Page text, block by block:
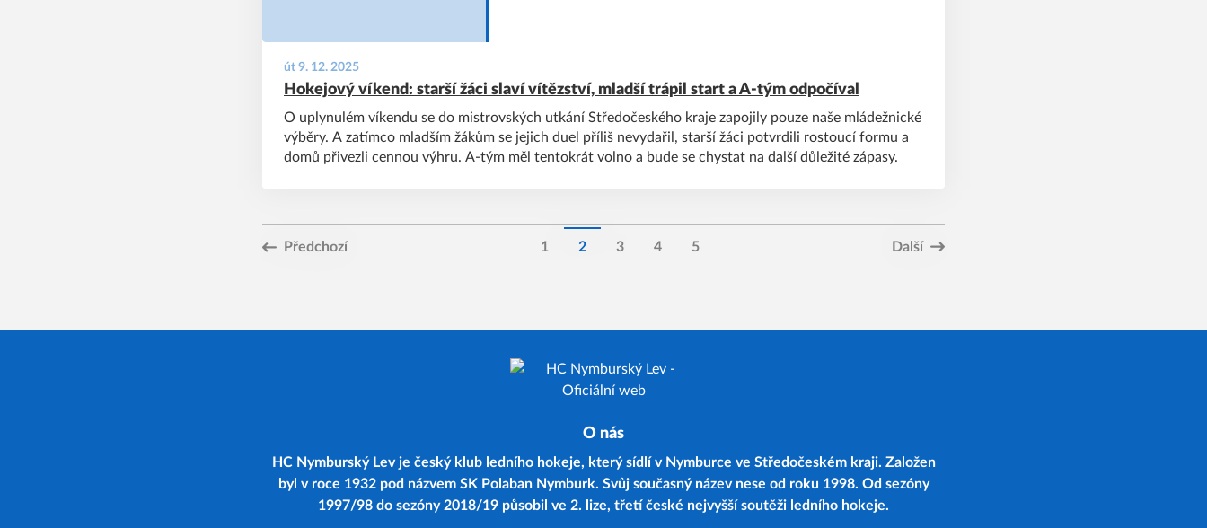
út 9. 12. 2025
Hokejový víkend: starší žáci slaví vítězství, mladší trápil start a A-tým odpočíval
O uplynulém víkendu se do mistrovských utkání Středočeského kraje zapojily pouze naše mládežnické
výběry. A zatímco mladším žákům se jejich duel příliš nevydařil, starší žáci potvrdili rostoucí formu a
domů přivezli cennou výhru. A-tým měl tentokrát volno a bude se chystat na další důležité zápasy.
Předchozí 1 2 3 4 5 Další
O nás
HC Nymburský Lev je český klub ledního hokeje, který sídlí v Nymburce ve Středočeském kraji. Založen
byl v roce 1932 pod názvem SK Polaban Nymburk. Svůj současný název nese od roku 1998. Od sezóny
1997/98 do sezóny 2018/19 působil ve 2. lize, třetí české nejvyšší soutěži ledního hokeje.